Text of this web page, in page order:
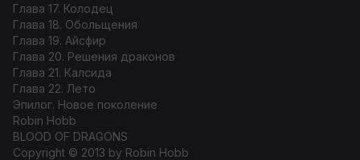
Глава 17. Колодец
Глава 18. Обольщения
Глава 19. Айсфир
Глава 20. Решения драконов
Глава 21. Калсида
Глава 22. Лето
Эпилог. Новое поколение
Robin Hobb
BLOOD OF DRAGONS
Copyright © 2013 by Robin Hobb